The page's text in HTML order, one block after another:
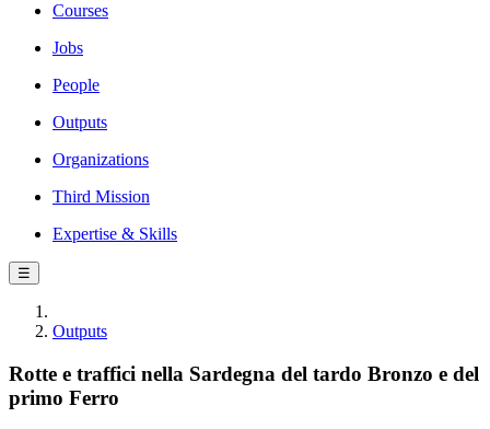
Courses
Jobs
People
Outputs
Organizations
Third Mission
Expertise & Skills
☰
Outputs
Rotte e traffici nella Sardegna del tardo Bronzo e del
primo Ferro